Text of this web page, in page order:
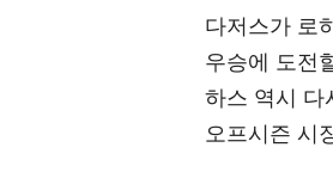
다저스가 로
우승에 도전
하스 역시 다
오프시즌 시